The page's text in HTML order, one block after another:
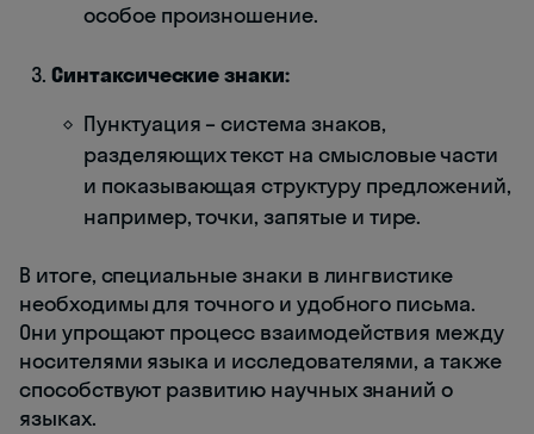
особое произношение.
Синтаксические знаки:
Пунктуация – система знаков,
разделяющих текст на смысловые части
и показывающая структуру предложений,
например, точки, запятые и тире.
В итоге, специальные знаки в лингвистике
необходимы для точного и удобного письма.
Они упрощают процесс взаимодействия между
носителями языка и исследователями, а также
способствуют развитию научных знаний о
языках.